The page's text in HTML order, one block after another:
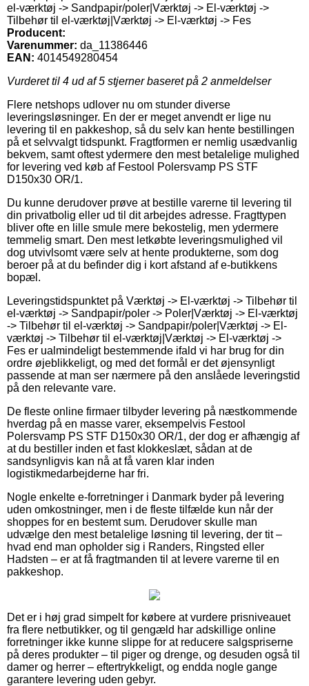
el-værktøj -> Sandpapir/poler|Værktøj -> El-værktøj ->
Tilbehør til el-værktøj|Værktøj -> El-værktøj -> Fes
Producent:
Varenummer: da_11386446
EAN: 4014549280454
Vurderet til 4 ud af 5 stjerner baseret på 2 anmeldelser
Flere netshops udlover nu om stunder diverse
leveringsløsninger. En der er meget anvendt er lige nu
levering til en pakkeshop, så du selv kan hente bestillingen
på et selvvalgt tidspunkt. Fragtformen er nemlig usædvanlig
bekvem, samt oftest ydermere den mest betalelige mulighed
for levering ved køb af Festool Polersvamp PS STF
D150x30 OR/1.
Du kunne derudover prøve at bestille varerne til levering til
din privatbolig eller ud til dit arbejdes adresse. Fragttypen
bliver ofte en lille smule mere bekostelig, men ydermere
temmelig smart. Den mest letkøbte leveringsmulighed vil
dog utvivlsomt være selv at hente produkterne, som dog
beroer på at du befinder dig i kort afstand af e-butikkens
bopæl.
Leveringstidspunktet på Værktøj -> El-værktøj -> Tilbehør til
el-værktøj -> Sandpapir/poler -> Poler|Værktøj -> El-værktøj
-> Tilbehør til el-værktøj -> Sandpapir/poler|Værktøj -> El-
værktøj -> Tilbehør til el-værktøj|Værktøj -> El-værktøj ->
Fes er ualmindeligt bestemmende ifald vi har brug for din
ordre øjeblikkeligt, og med det formål er det øjensynligt
passende at man ser nærmere på den anslåede leveringstid
på den relevante vare.
De fleste online firmaer tilbyder levering på næstkommende
hverdag på en masse varer, eksempelvis Festool
Polersvamp PS STF D150x30 OR/1, der dog er afhængig af
at du bestiller inden et fast klokkeslæt, sådan at de
sandsynligvis kan nå at få varen klar inden
logistikmedarbejderne har fri.
Nogle enkelte e-forretninger i Danmark byder på levering
uden omkostninger, men i de fleste tilfælde kun når der
shoppes for en bestemt sum. Derudover skulle man
udvælge den mest betalelige løsning til levering, der tit –
hvad end man opholder sig i Randers, Ringsted eller
Hadsten – er at få fragtmanden til at levere varerne til en
pakkeshop.
Det er i høj grad simpelt for købere at vurdere prisniveauet
fra flere netbutikker, og til gengæld har adskillige online
forretninger ikke kunne slippe for at reducere salgspriserne
på deres produkter – til piger og drenge, og desuden også til
damer og herrer – eftertrykkeligt, og endda nogle gange
garantere levering uden gebyr.